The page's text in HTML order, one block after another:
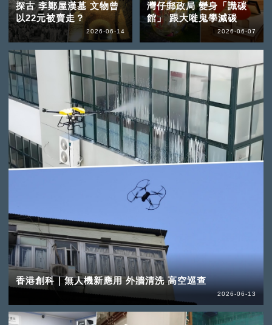
探古 李鄭屋漢墓 文物曾
以22元被賣走？
2026-06-14
香港創科｜無人機新應用 外牆清洗 高空巡查
2026-06-13
灣仔郵政局 變身「識碳
館」 跟大嘥鬼學減碳
2026-06-07